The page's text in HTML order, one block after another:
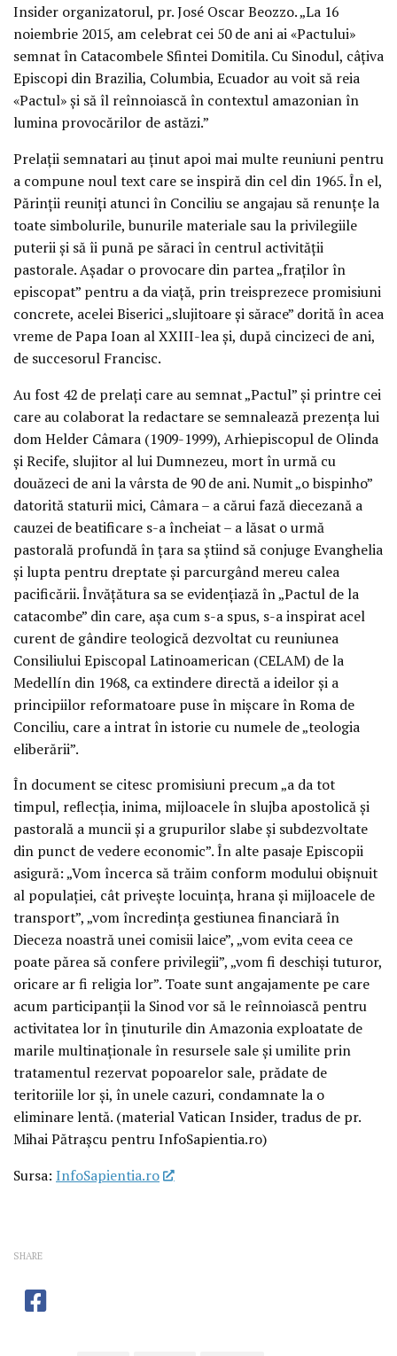
Insider organizatorul, pr. José Oscar Beozzo. „La 16
noiembrie 2015, am celebrat cei 50 de ani ai «Pactului»
semnat în Catacombele Sfintei Domitila. Cu Sinodul, câțiva
Episcopi din Brazilia, Columbia, Ecuador au voit să reia
«Pactul» și să îl reînnoiască în contextul amazonian în
lumina provocărilor de astăzi.”
Prelații semnatari au ținut apoi mai multe reuniuni pentru
a compune noul text care se inspiră din cel din 1965. În el,
Părinții reuniți atunci în Conciliu se angajau să renunțe la
toate simbolurile, bunurile materiale sau la privilegiile
puterii și să îi pună pe săraci în centrul activității
pastorale. Așadar o provocare din partea „fraților în
episcopat” pentru a da viață, prin treisprezece promisiuni
concrete, acelei Biserici „slujitoare și sărace” dorită în acea
vreme de Papa Ioan al XXIII-lea și, după cincizeci de ani,
de succesorul Francisc.
Au fost 42 de prelați care au semnat „Pactul” și printre cei
care au colaborat la redactare se semnalează prezența lui
dom Helder Câmara (1909-1999), Arhiepiscopul de Olinda
și Recife, slujitor al lui Dumnezeu, mort în urmă cu
douăzeci de ani la vârsta de 90 de ani. Numit „o bispinho”
datorită staturii mici, Câmara – a cărui fază diecezană a
cauzei de beatificare s-a încheiat – a lăsat o urmă
pastorală profundă în țara sa știind să conjuge Evanghelia
și lupta pentru dreptate și parcurgând mereu calea
pacificării. Învățătura sa se evidențiază în „Pactul de la
catacombe” din care, așa cum s-a spus, s-a inspirat acel
curent de gândire teologică dezvoltat cu reuniunea
Consiliului Episcopal Latinoamerican (CELAM) de la
Medellín din 1968, ca extindere directă a ideilor și a
principiilor reformatoare puse în mișcare în Roma de
Conciliu, care a intrat în istorie cu numele de „teologia
eliberării”.
În document se citesc promisiuni precum „a da tot
timpul, reflecția, inima, mijloacele în slujba apostolică și
pastorală a muncii și a grupurilor slabe și subdezvoltate
din punct de vedere economic”. În alte pasaje Episcopii
asigură: „Vom încerca să trăim conform modului obișnuit
al populației, cât privește locuința, hrana și mijloacele de
transport”, „vom încredința gestiunea financiară în
Dieceza noastră unei comisii laice”, „vom evita ceea ce
poate părea să confere privilegii”, „vom fi deschiși tuturor,
oricare ar fi religia lor”. Toate sunt angajamente pe care
acum participanții la Sinod vor să le reînnoiască pentru
activitatea lor în ținuturile din Amazonia exploatate de
marile multinaționale în resursele sale și umilite prin
tratamentul rezervat popoarelor sale, prădate de
teritoriile lor și, în unele cazuri, condamnate la o
eliminare lentă. (material Vatican Insider, tradus de pr.
Mihai Pătrașcu pentru InfoSapientia.ro)
Sursa: InfoSapientia.ro
SHARE